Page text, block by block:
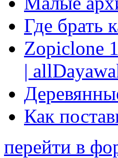
Где брать
Zopiclone
|
Как
перейти в